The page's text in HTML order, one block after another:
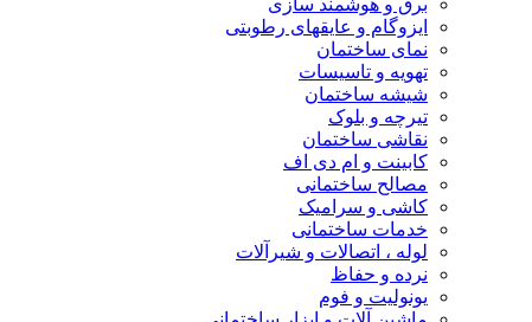
برق و هوشمند سازی
ایزوگام و عایقهای رطوبتی
نمای ساختمان
تهویه و تاسیسات
شیشه ساختمان
تیرچه و بلوک
نقاشی ساختمان
کابینت و ام دی اف
مصالح ساختمانی
کاشی و سرامیک
خدمات ساختمانی
لوله ، اتصالات و شیرآلات
نرده و حفاظ
یونولیت و فوم